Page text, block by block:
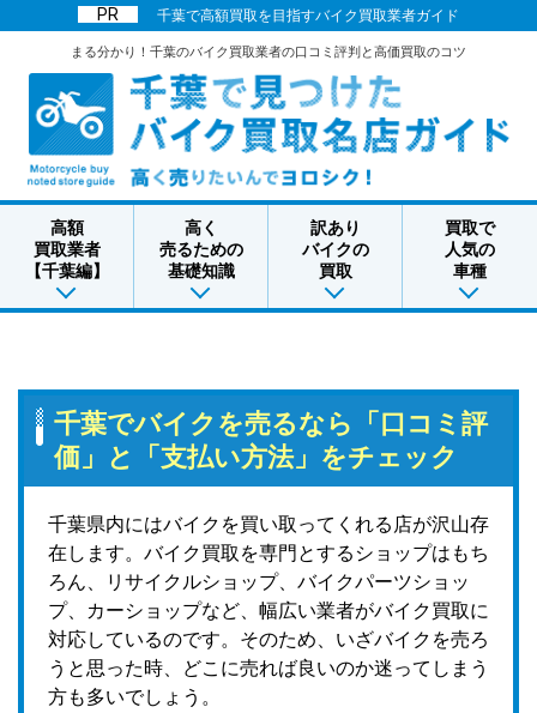
千葉で高額買取を目指すバイク買取業者ガイド
まる分かり！千葉のバイク買取業者の口コミ評判と高価買取のコツ
高額
買取業者
【千葉編】
高く
売るための
基礎知識
訳あり
バイクの
買取
買取で
人気の
車種
千葉でバイクを売るなら「口コミ評
価」と「支払い方法」をチェック
千葉県内にはバイクを買い取ってくれる店が沢山存
在します。バイク買取を専門とするショップはもち
ろん、リサイクルショップ、バイクパーツショッ
プ、カーショップなど、幅広い業者がバイク買取に
対応しているのです。そのため、いざバイクを売ろ
うと思った時、どこに売れば良いのか迷ってしまう
方も多いでしょう。